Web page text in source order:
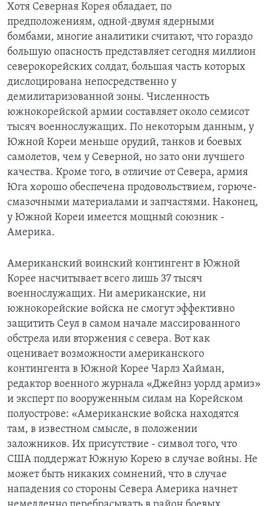
Хотя Северная Корея обладает, по
предположениям, одной-двумя ядерными
бомбами, многие аналитики считают, что гораздо
большую опасность представляет сегодня миллион
северокорейских солдат, большая часть которых
дислоцирована непосредственно у
демилитаризованной зоны. Численность
южнокорейской армии составляет около семисот
тысяч военнослужащих. По некоторым данным, у
Южной Кореи меньше орудий, танков и боевых
самолетов, чем у Северной, но зато они лучшего
качества. Кроме того, в отличие от Севера, армия
Юга хорошо обеспечена продовольствием, горюче-
смазочными материалами и запчастями. Наконец,
у Южной Кореи имеется мощный союзник -
Америка.
Американский воинский контингент в Южной
Корее насчитывает всего лишь 37 тысяч
военнослужащих. Ни американские, ни
южнокорейские войска не смогут эффективно
защитить Сеул в самом начале массированного
обстрела или вторжения с севера. Вот как
оценивает возможности американского
контингента в Южной Корее Чарлз Хайман,
редактор военного журнала «Джейнз уорлд армиз»
и эксперт по вооруженным силам на Корейском
полуострове: «Американские войска находятся
там, в известном смысле, в положении
заложников. Их присутствие - символ того, что
США поддержат Южную Корею в случае войны. Не
может быть никаких сомнений, что в случае
нападения со стороны Севера Америка начнет